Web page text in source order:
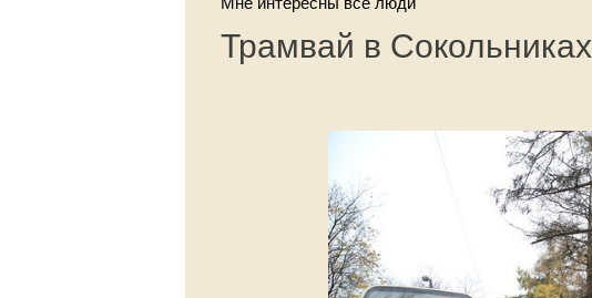
Трамвай в Сокольниках